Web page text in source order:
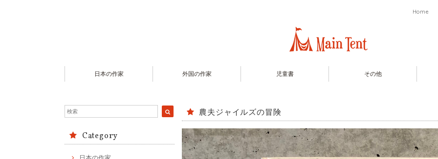
Home
日本の作家 外国の作家 児童書 その他
Category
日本の作家
農夫ジャイルズの冒険